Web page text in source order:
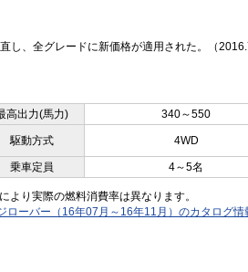
し、全グレードに新価格が適用された。（
高出力(馬力)
340～550
駆動方式 4WD
乗車定員 4～5名
り実際の燃料消費率は異なります。
ローバー（16年07月～16年11月）のカタログ情